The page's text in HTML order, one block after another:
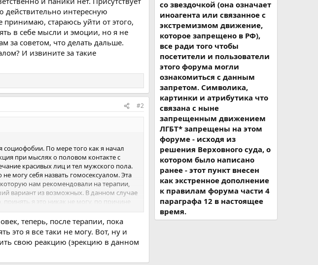
интересную
принимаю, стараюсь уйти от этого,
в себе мысли и эмоции, но я не
за советом, что делать дальше.
И извините за такие
#2
По мере того как я начал
при мыслях о половом контакте с
красивых лиц и тел мужского пола.
могу себя назвать гомосексуалом. Эта
нам рекомендовали на терапии,
вариант из возможных. В данном случае
я это никак не могу, по причине
виде никогда не вступал, смотрел
самому себе подтвердить что со мной
смотрел пару раз, или ее
в моменты одиночества. Когда я в
и со всеми я общаюсь нормально,
внешностью, когда я замечаю
теперь, после терапии, пока
это я все таки не могу. Вот, ну и
свою реакцию (эрекцию в данном
со звездочкой (она означает
иноагента или связанное с
экстремизмом движение,
которое запрещено в РФ),
все ради того чтобы
посетители и пользователи
этого форума могли
ознакомиться с данным
запретом. Символика,
картинки и атрибутика что
связана с ныне
запрещенным движением
ЛГБТ* запрещены на этом
форуме - исходя из
решения Верховного суда, о
котором было написано
ранее - этот пункт внесен
как экстренное дополнение
к правилам форума части 4
параграфа 12 в настоящее
время.